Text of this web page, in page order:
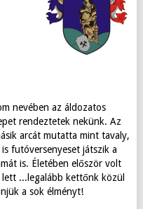
nevében az áldozatos
rendeztetek nekünk. Az
arcát mutatta mint tavaly,
futóversenyeset játszik a
is. Életében először volt
...legalább kettőnk közül
a sok élményt!